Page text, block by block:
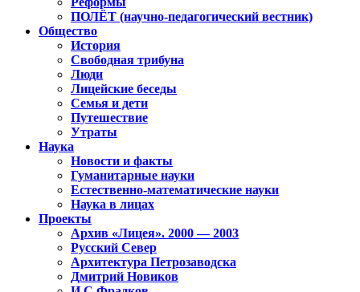
ПОЛЁТ (научно-педагогический вестник)
Общество
История
Свободная трибуна
Люди
Лицейские беседы
Семья и дети
Путешествие
Утраты
Наука
Новости и факты
Гуманитарные науки
Естественно-математические науки
Наука в лицах
Проекты
Архив «Лицея». 2000 — 2003
Русский Север
Архитектура Петрозаводска
Дмитрий Новиков